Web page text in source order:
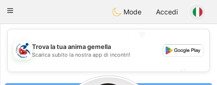
Handi Space
Toggle
Mode Accedi
💖
💕
Trova la tua anima gemella
Scarica subito la nostra app di incontri!